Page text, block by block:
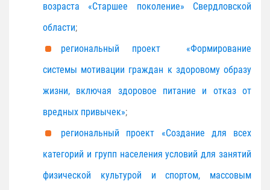
возраста «Старшее поколение» Свердловской
области;
региональный проект «Формирование
системы мотивации граждан к здоровому образу
жизни, включая здоровое питание и отказ от
вредных привычек»;
региональный проект «Создание для всех
категорий и групп населения условий для занятий
физической культурой и спортом, массовым